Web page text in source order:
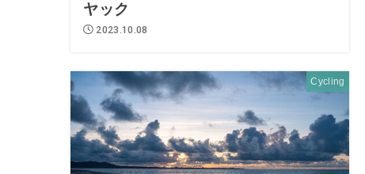
ヤック
2023.10.08
Cycling